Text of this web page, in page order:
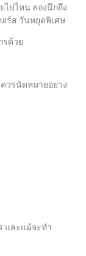
ไปไหน ลองนึกถึง
ร์ส วันหยุดพิเศษ
ด้วย
วรนัดหมายอย่าง
และแม้จะทำ